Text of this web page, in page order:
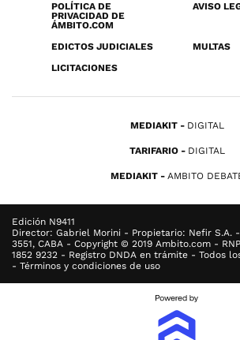
POLÍTICA DE
PRIVACIDAD DE
ÁMBITO.COM
AVISO
EDICTOS JUDICIALES
MULTAS
LICITACIONES
MEDIAKIT DIGITAL
TARIFARIO DIGITAL
MEDIAKIT AMBITO
Edición N9411
Director: Gabriel Morini - Propietario: Nefir S.A.
3551, CABA - Copyright © 2019 Ambito.com -
1852 9232 - Registro DNDA en trámite - Todos
- Términos y condiciones de uso